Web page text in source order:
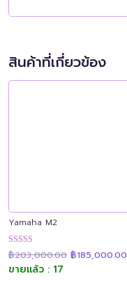
สินค้าที่เกี่ยวข้อง
Yamaha M2
ให้คะแนน
4.89
ตั้งแต่ 1-5
฿203,000.00 Original
price
฿185,000.00
ขายแล้ว : 17